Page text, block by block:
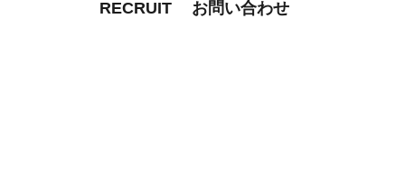
RECRUIT お問い合わせ